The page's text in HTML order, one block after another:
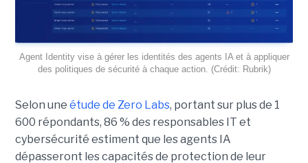
Agent Identity vise à gérer les identités des agents IA et à appliquer
des politiques de sécurité à chaque action. (Crédit: Rubrik)
Selon une étude de Zero Labs, portant sur plus de 1
600 répondants, 86 % des responsables IT et
cybersécurité estiment que les agents IA
dépasseront les capacités de protection de leur